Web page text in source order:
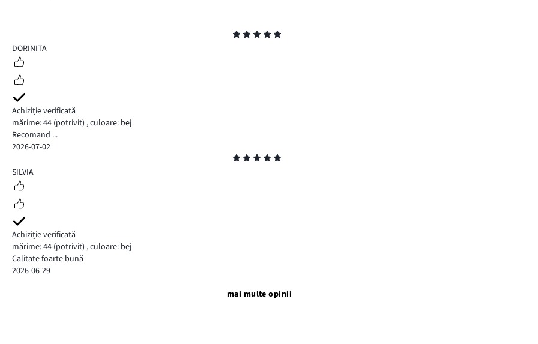
5
DORINITA
Achiziție verificată
mărime: 44 (potrivit) ,culoare: bej
Recomand ...
2026-07-02
5
SILVIA
Achiziție verificată
mărime: 44 (potrivit) ,culoare: bej
Calitate foarte bună
2026-06-29
mai multe opinii